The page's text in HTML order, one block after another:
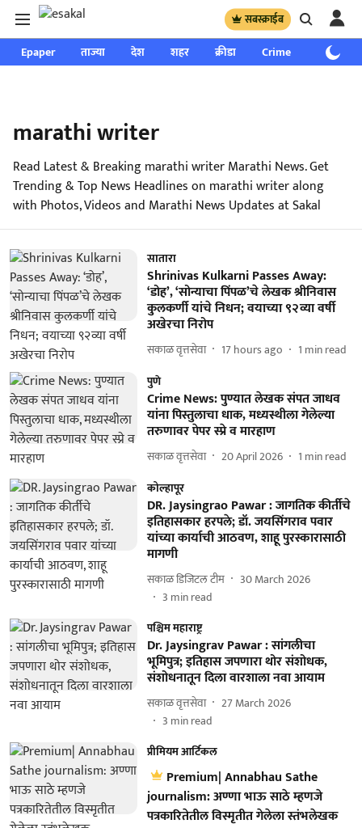
सबस्क्राईब
Epaper ताज्या देश शहर क्रीडा Crime साप्ताहिक
marathi writer
Read Latest & Breaking marathi writer Marathi News. Get
Trending & Top News Headlines on marathi writer along
with Photos, Videos and Marathi News Updates at Sakal
सातारा
Shrinivas Kulkarni Passes Away:
‘डोह’, ‘सोन्याचा पिंपळ’चे लेखक श्रीनिवास
कुलकर्णी यांचे निधन; वयाच्या ९२व्या वर्षी
अखेरचा निरोप
सकाळ वृत्तसेवा 17 hours ago 1 min read
पुणे
Crime News: पुण्यात लेखक संपत जाधव
यांना पिस्तुलाचा धाक, मध्यस्थीला गेलेल्या
तरुणावर पेपर स्प्रे व मारहाण
सकाळ वृत्तसेवा 20 April 2026 1 min read
कोल्हापूर
DR. Jaysingrao Pawar : जागतिक कीर्तीचे
इतिहासकार हरपले; डॉ. जयसिंगराव पवार
यांच्या कार्याची आठवण, शाहू पुरस्कारासाठी
मागणी
सकाळ डिजिटल टीम
30 March 2026
3 min read
पश्चिम महाराष्ट्र
Dr. Jaysingrav Pawar : सांगलीचा
भूमिपुत्र; इतिहास जपणारा थोर संशोधक,
संशोधनातून दिला वारशाला नवा आयाम
सकाळ वृत्तसेवा
27 March 2026
3 min read
प्रीमियम आर्टिकल
Premium| Annabhau Sathe
journalism: अण्णा भाऊ साठे म्हणजे
पत्रकारितेतील विस्मृतीत गेलेला स्तंभलेखक